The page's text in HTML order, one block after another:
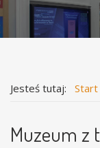
Jesteś tutaj: Start
Muzeum z